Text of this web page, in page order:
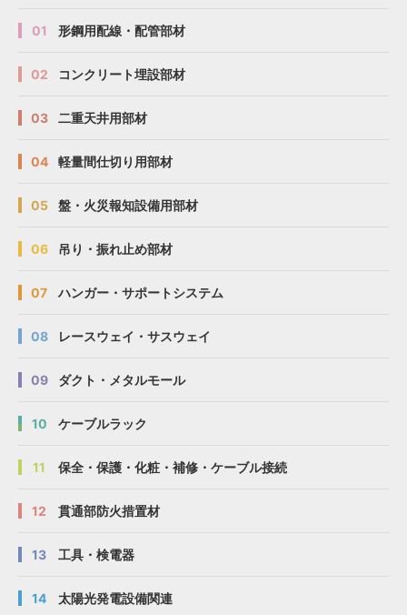
01 形鋼用配線・配管部材
02 コンクリート埋設部材
03 二重天井用部材
04 軽量間仕切り用部材
05 盤・火災報知設備用部材
06 吊り・振れ止め部材
07 ハンガー・サポートシステム
08 レースウェイ・サスウェイ
09 ダクト・メタルモール
10 ケーブルラック
11 保全・保護・化粧・補修・ケーブル接続
12 貫通部防火措置材
13 工具・検電器
14 太陽光発電設備関連